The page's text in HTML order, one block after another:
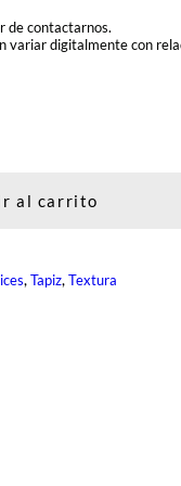
de contactarnos.
variar digitalmente con
al carrito
, Tapiz, Textura